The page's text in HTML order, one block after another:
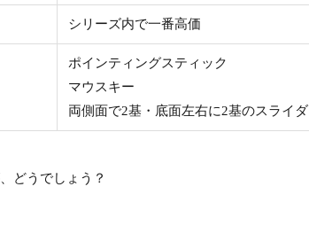
シリーズ内で一番高価
ポインティングスティック
マウスキー
両側面で2基・底面左右に2基のスライダ
どうでしょう？